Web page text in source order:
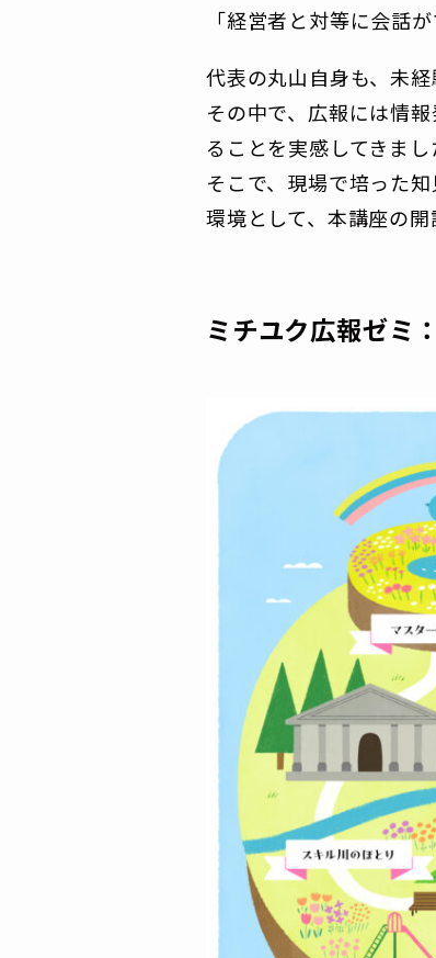
「経営者と対等に会話
代表の丸山自身も、未
その中で、広報には情
ることを実感してきまし
そこで、現場で培った
環境として、本講座の開
ミチユク広報ゼミ